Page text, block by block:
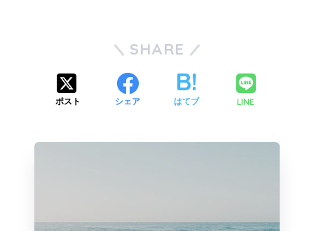
SHARE
ポスト シェア はてブ LINE